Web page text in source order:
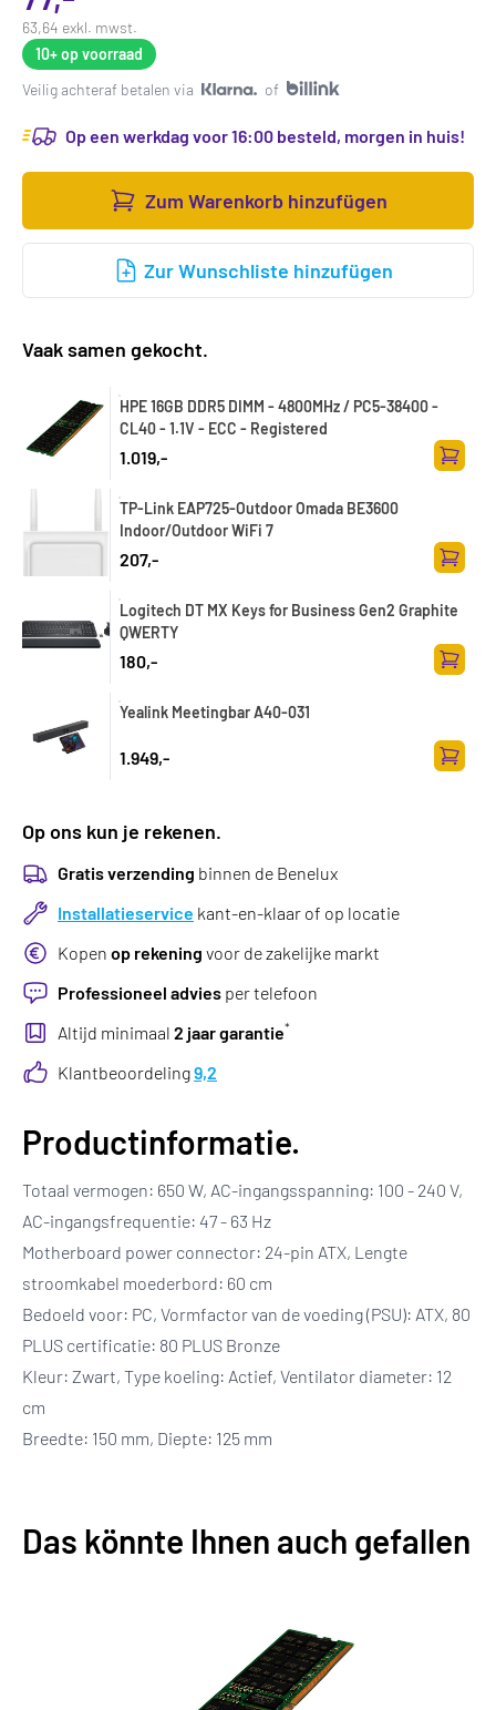
63,64 exkl. mwst.
10+op voorraad
Veilig achteraf betalen via
of
Op een werkdag voor 16:00 besteld, morgen in huis!
Zum Warenkorb hinzufügen
Zur Wunschliste hinzufügen
Vaak samen gekocht.
HPE 16GB DDR5 DIMM - 4800MHz / PC5-38400 -
CL40 - 1.1V - ECC - Registered
1.019,-
Zum
TP-Link EAP725-Outdoor Omada BE3600
Indoor/Outdoor WiFi 7
207,-
Zum
Logitech DT MX Keys for Business Gen2 Graphite
QWERTY
180,-
Zum
Yealink Meetingbar A40-031
1.949,-
Zum
Op ons kun je rekenen.
Gratis verzending binnen de Benelux
Installatieservice kant-en-klaar of op locatie
Kopen op rekening voor de zakelijke markt
Professioneel advies per telefoon
Altijd minimaal 2 jaar garantie*
Klantbeoordeling9,2
Productinformatie.
Totaal vermogen: 650 W, AC-ingangsspanning: 100 - 240 V,
AC-ingangsfrequentie: 47 - 63 Hz
Motherboard power connector: 24-pin ATX, Lengte
stroomkabel moederbord: 60 cm
Bedoeld voor: PC, Vormfactor van de voeding (PSU): ATX, 80
PLUS certificatie: 80 PLUS Bronze
Kleur: Zwart, Type koeling: Actief, Ventilator diameter: 12
cm
Breedte: 150 mm, Diepte: 125 mm
Das könnte Ihnen auch gefallen